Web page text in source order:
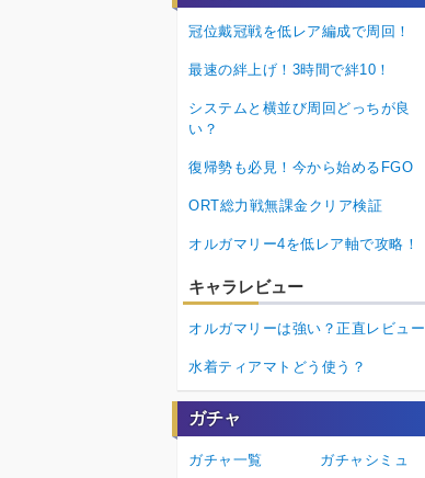
冠位戴冠戦を低レア編成で周回！
最速の絆上げ！3時間で絆10！
システムと横並び周回どっちが良
い？
復帰勢も必見！今から始めるFGO
ORT総力戦無課金クリア検証
オルガマリー4を低レア軸で攻略！
キャラレビュー
オルガマリーは強い？正直レビュー
水着ティアマトどう使う？
ガチャ
ガチャ一覧 ガチャシミュ